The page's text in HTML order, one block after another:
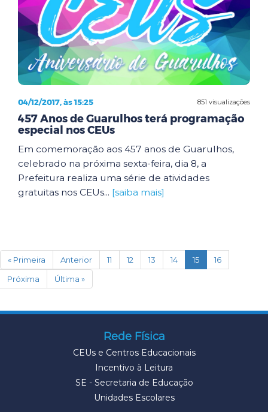
851 visualizações
04/12/2017, às 15:25
457 Anos de Guarulhos terá programação
especial nos CEUs
Em comemoração aos 457 anos de Guarulhos,
celebrado na próxima sexta-feira, dia 8, a
Prefeitura realiza uma série de atividades
gratuitas nos CEUs... [saiba mais]
« Primeira Anterior 11 12 13 14 15(current)
16
Próxima
Última »
Rede Física
CEUs e Centros Educacionais
Incentivo à Leitura
SE - Secretaria de Educação
Unidades Escolares